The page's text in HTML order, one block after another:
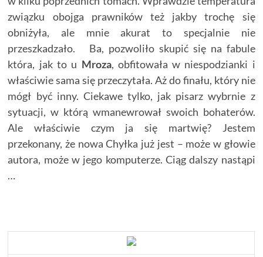
związku obojga prawników też jakby trochę się
obniżyła, ale mnie akurat to specjalnie nie
przeszkadzało. Ba, pozwoliło skupić się na fabule
która, jak to u Mroza, obfitowała w niespodzianki i
właściwie sama się przeczytała. Aż do finału, który nie
mógł być inny. Ciekawe tylko, jak pisarz wybrnie z
sytuacji, w którą wmanewrował swoich bohaterów.
Ale właściwie czym ja się martwię? Jestem
przekonany, że nowa Chyłka już jest – może w głowie
autora, może w jego komputerze. Ciąg dalszy nastąpi
…